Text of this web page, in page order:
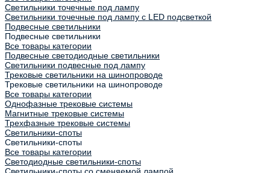
Светильники точечные под лампу
Светильники точечные под лампу с LED подсветкой
Подвесные светильники
Подвесные светильники
Все товары категории
Подвесные светодиодные светильники
Светильники подвесные под лампу
Трековые светильники на шинопроводе
Трековые светильники на шинопроводе
Все товары категории
Однофазные трековые системы
Магнитные трековые системы
Трехфазные трековые системы
Светильники-споты
Светильники-споты
Все товары категории
Светодиодные светильники-споты